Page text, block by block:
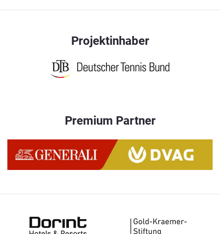
Projektinhaber
Premium Partner